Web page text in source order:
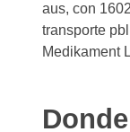
aus, con
transporte
Medikament